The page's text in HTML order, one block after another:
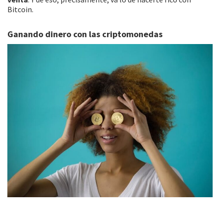
Bitcoin.
Ganando dinero con las criptomonedas